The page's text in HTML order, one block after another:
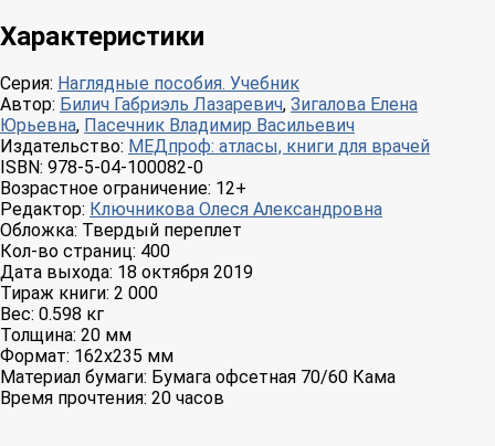
Характеристики
Серия: Наглядные пособия. Учебник
Автор: Билич Габриэль Лазаревич, Зигалова Елена
Юрьевна, Пасечник Владимир Васильевич
Издательство: МЕДпроф: атласы, книги для врачей
ISBN: 978-5-04-100082-0
Возрастное ограничение: 12+
Редактор: Ключникова Олеся Александровна
Обложка: Твердый переплет
Кол-во страниц: 400
Дата выхода: 18 октября 2019
Тираж книги: 2 000
Вес: 0.598 кг
Толщина: 20 мм
Формат: 162x235 мм
Материал бумаги: Бумага офсетная 70/60 Кама
Время прочтения: 20 часов